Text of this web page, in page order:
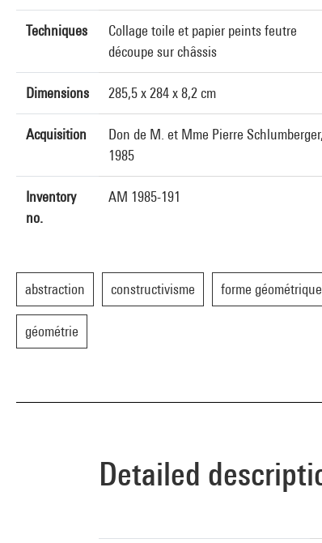
Techniques
Collage toile et papier peints feutre
découpe sur châssis
Dimensions 285,5 x 284 x 8,2 cm
Acquisition
Don de M. et Mme Pierre Schlumberger,
1985
Inventory
no.
AM 1985-191
abstraction constructivisme forme géométrique
géométrie
Detailed